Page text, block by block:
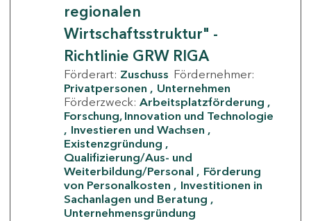
regionalen
Wirtschaftsstruktur" -
Richtlinie GRW RIGA
Förderart: Zuschuss Fördernehmer:
Privatpersonen
Unternehmen
Förderzweck: Arbeitsplatzförderung
Forschung, Innovation und Technologie
Investieren und Wachsen
Existenzgründung
Qualifizierung/Aus- und
Weiterbildung/Personal
Förderung
von Personalkosten
Investitionen in
Sachanlagen und Beratung
Unternehmensgründung